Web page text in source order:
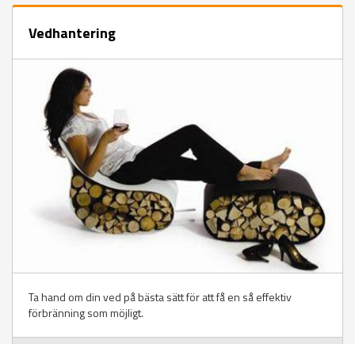
Vedhantering
Ta hand om din ved på bästa sätt för att få en så effektiv
förbränning som möjligt.